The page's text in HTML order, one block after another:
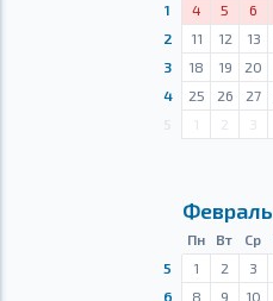
1
4 5 6
2
11 12 13
3
18 19 20
4
25 26 27
1 2 3
Февраль
Пн Вт Ср
5
1 2 3
6
8 9 10